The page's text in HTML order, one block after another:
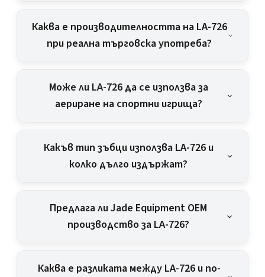
Каква е производителността на LA-726
при реална търговска употреба?
Може ли LA-726 да се използва за
аериране на спортни игрища?
Какъв тип зъбци използва LA-726 и
колко дълго издържат?
Предлага ли Jade Equipment OEM
производство за LA-726?
Каква е разликата между LA-726 и по-